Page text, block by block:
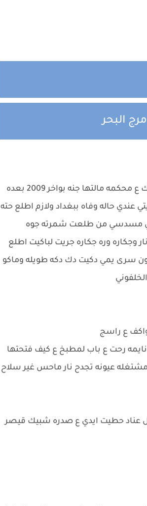
البحر
محمد دك عليه كتله ماكو شي بس راح اروح لبيت احمد حته الصبح الحك ع محكمه مالتها جنه بواخر 2009 بعده
حاله وفاه ببغداد ولازم اطلع حته
مسدسي من طلعت شمرته جوه
اني ابابهم اعصابي نار وجكاره وره جكاره جريت لباكيت اطلع
سرى يمي دكيت دك دكه طويله وماكو
واكف ع راسج
رحت ع باب لمطبخ ع كيف فتحتها
عيونه تجدح نار ماحس غير سلاح
عناد حطيت ايدي ع صدره شبيك قيصر